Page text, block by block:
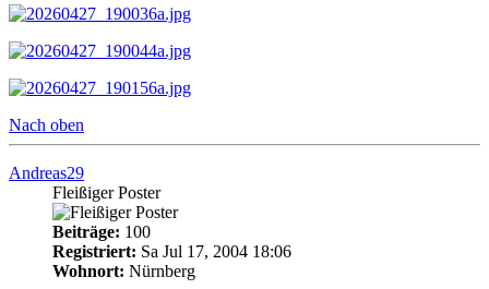
Nach oben
Andreas29
Fleißiger Poster
Beiträge: 100
Registriert: Sa Jul 17, 2004 18:06
Wohnort: Nürnberg